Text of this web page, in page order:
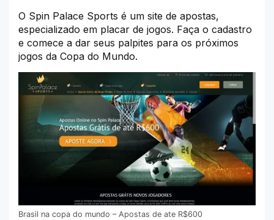
O Spin Palace Sports é um site de apostas,
especializado em placar de jogos. Faça o cadastro
e comece a dar seus palpites para os próximos
jogos da Copa do Mundo.
Brasil na copa do mundo – Apostas de ate R$600